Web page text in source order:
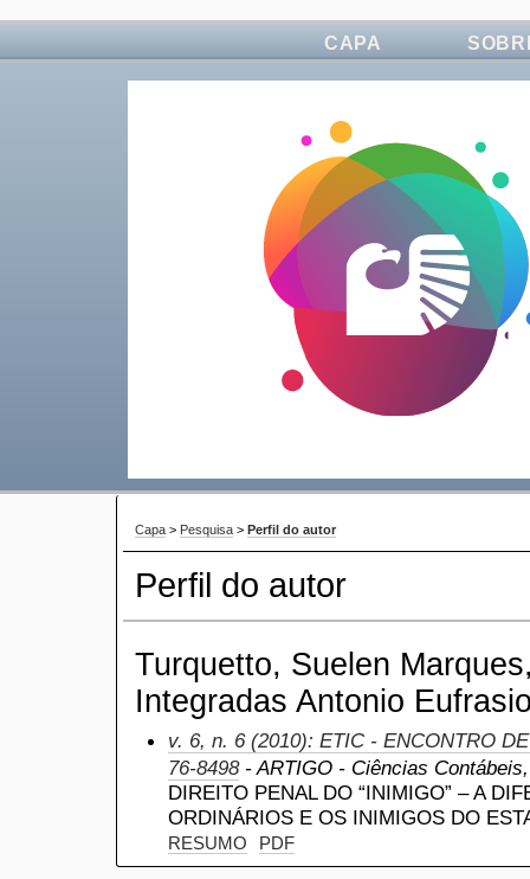
CAPA
Capa > Pesquisa > Perfil do autor
Perfil do autor
Turquetto, Suelen
Integradas Antonio
v. 6, n. 6 (2010): ETIC - ENCONTRO
76-8498- ARTIGO - Ciências
DIREITO PENAL DO “INIMIGO” – A
ORDINÁRIOS E OS INIMIGOS DO
RESUMO PDF